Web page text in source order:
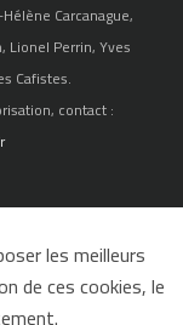
Carcanague,
Lionel Perrin, Yves
Cafistes.
contact :
les meilleurs
de ces cookies, le